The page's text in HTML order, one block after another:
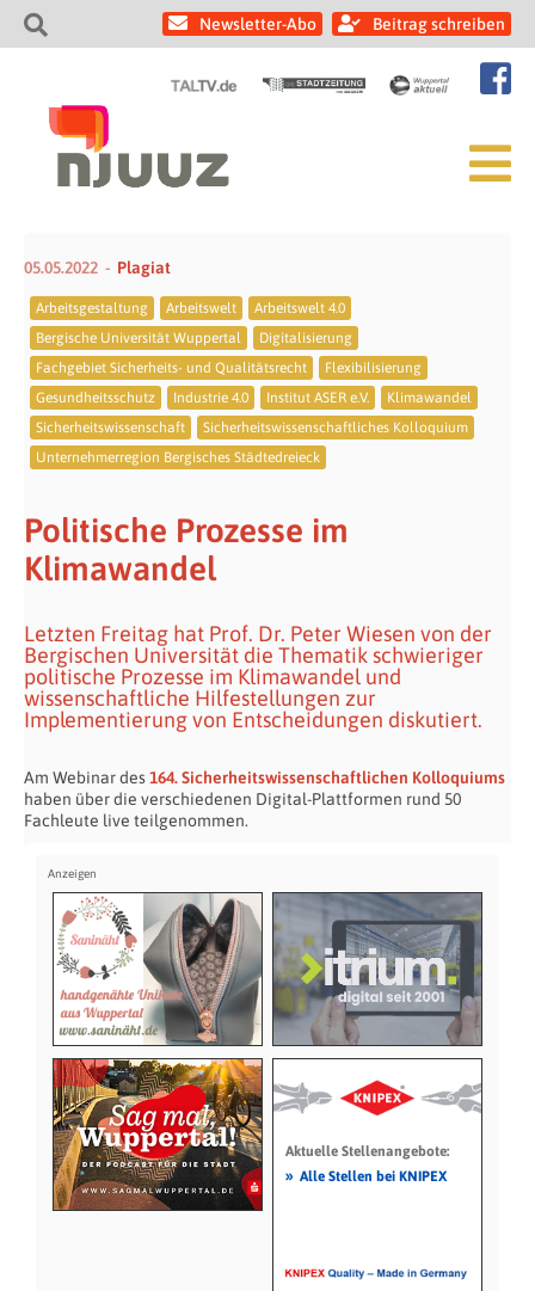
Newsletter-Abo Beitrag schreiben
05.05.2022 Plagiat
Arbeitsgestaltung Arbeitswelt
Arbeitswelt 4.0
Bergische Universität Wuppertal
Digitalisierung
Fachgebiet Sicherheits- und Qualitätsrecht
Flexibilisierung
Gesundheitsschutz
Industrie 4.0 Institut ASER e.V.
Klimawandel
Sicherheitswissenschaft
Sicherheitswissenschaftliches Kolloquium
Unternehmerregion Bergisches Städtedreieck
Politische Prozesse im
Klimawandel
Letzten Freitag hat Prof. Dr. Peter Wiesen von der
Bergischen Universität die Thematik schwieriger
politische Prozesse im Klimawandel und
wissenschaftliche Hilfestellungen zur
Implementierung von Entscheidungen diskutiert.
Am Webinar des164. Sicherheitswissenschaftlichen Kolloquiums
haben über die verschiedenen Digital-Plattformen rund 50
Fachleute live teilgenommen.
Aktuelle Stellenangebote:
» Alle Stellen bei KNIPEX